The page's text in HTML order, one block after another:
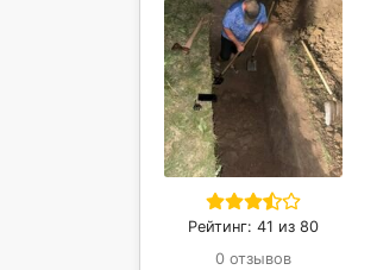
Рейтинг: 41 из 80
0 отзывов